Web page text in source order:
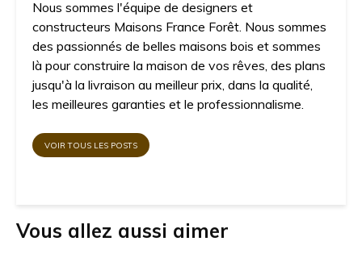
Nous sommes l'équipe de designers et
constructeurs Maisons France Forêt. Nous sommes
des passionnés de belles maisons bois et sommes
là pour construire la maison de vos rêves, des plans
jusqu'à la livraison au meilleur prix, dans la qualité,
les meilleures garanties et le professionnalisme.
VOIR TOUS LES POSTS
Vous allez aussi aimer